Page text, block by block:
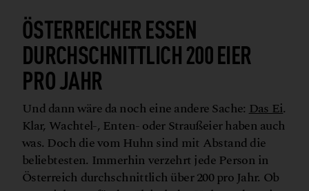
ÖSTERREICHER ESSEN
DURCHSCHNITTLICH 200 EIER
PRO JAHR
Und dann wäre da noch eine andere Sache: Das Ei.
Klar, Wachtel-, Enten- oder Straußeier haben auch
was. Doch die vom Huhn sind mit Abstand die
beliebtesten. Immerhin verzehrt jede Person in
Österreich durchschnittlich über 200 pro Jahr. Ob